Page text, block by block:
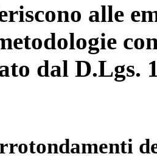
alle
dal D.Lgs.